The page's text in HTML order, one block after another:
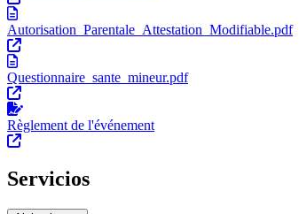
Autorisation_Parentale_Attestation_Modifiable.pdf
Questionnaire_sante_mineur.pdf
Règlement de l'événement
Servicios